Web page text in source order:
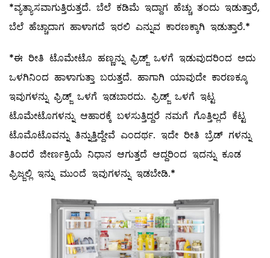
*ವ್ಯತ್ಯಾಸವಾಗುತ್ತಿರುತ್ತದೆ. ಬೆಲೆ ಕಡಿಮೆ ಇದ್ದಾಗ ಹೆಚ್ಚು ತಂದು ಇಡುತ್ತಾರೆ,
ಬೆಲೆ ಹೆಚ್ಚಾದಾಗ ಹಾಳಾಗದೆ ಇರಲಿ ಎನ್ನುವ ಕಾರಣಕ್ಕಾಗಿ ಇಡುತ್ತಾರೆ.*
*ಈ ರೀತಿ ಟೊಮೇಟೊ ಹಣ್ಣನ್ನು ಫ್ರಿಡ್ಜ್ ಒಳಗೆ ಇಡುವುದರಿಂದ ಅದು
ಒಳಗಿನಿಂದ ಹಾಳಾಗುತ್ತಾ ಬರುತ್ತದೆ. ಹಾಗಾಗಿ ಯಾವುದೇ ಕಾರಣಕ್ಕೂ
ಇವುಗಳನ್ನು ಫ್ರಿಡ್ಜ್ ಒಳಗೆ ಇಡಬಾರದು. ಫ್ರಿಡ್ಜ್ ಒಳಗೆ ಇಟ್ಟ
ಟೊಮೇಟೊಗಳನ್ನು ಆಹಾರಕ್ಕೆ ಬಳಸುತ್ತಿದ್ದರೆ ನಮಗೆ ಗೊತ್ತಿಲ್ಲದೆ ಕೆಟ್ಟ
ಟೊಮೊಟೊವನ್ನು ತಿನ್ನುತ್ತಿದ್ದೇವೆ ಎಂದರ್ಥ. ಇದೇ ರೀತಿ ಬ್ರೆಡ್ ಗಳನ್ನು
ತಿಂದರೆ ಜೀರ್ಣಕ್ರಿಯೆ ನಿಧಾನ ಆಗುತ್ತದೆ ಆದ್ದರಿಂದ ಇದನ್ನು ಕೂಡ
ಫ್ರಿಜ್ಜಲ್ಲಿ ಇನ್ನು ಮುಂದೆ ಇವುಗಳನ್ನು ಇಡಬೇಡಿ.*